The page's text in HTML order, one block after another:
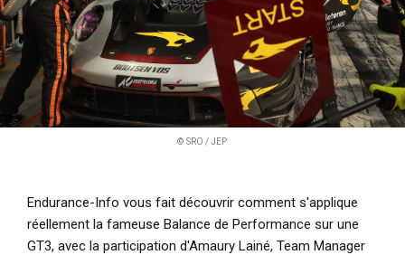
© SRO / JEP
Endurance-Info vous fait découvrir comment s'applique
réellement la fameuse Balance de Performance sur une
GT3, avec la participation d'Amaury Lainé, Team Manager